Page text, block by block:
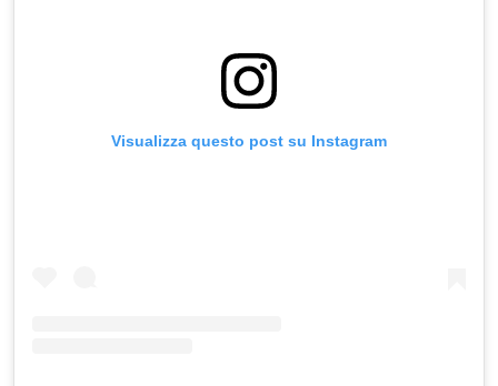
Visualizza questo post su Instagram